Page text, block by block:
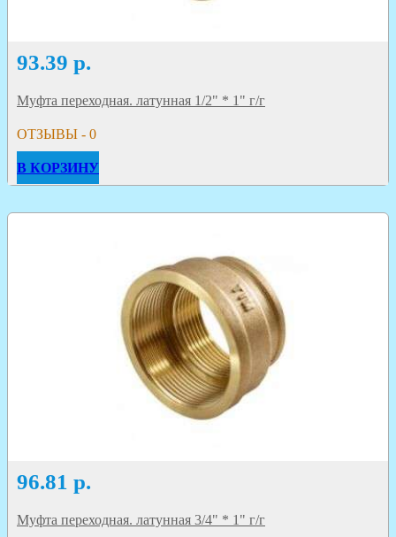
93.39 р.
Муфта переходная. латунная 1/2" * 1" г/г
ОТЗЫВЫ - 0
В КОРЗИНУ
96.81 р.
Муфта переходная. латунная 3/4" * 1" г/г